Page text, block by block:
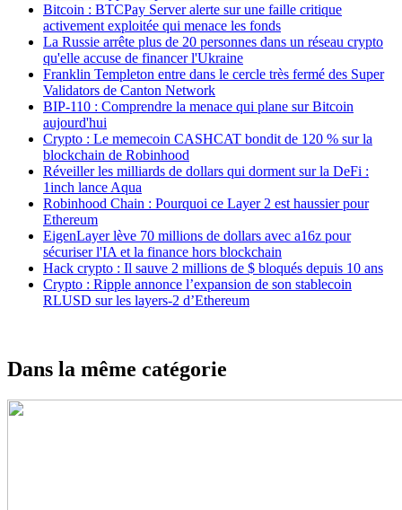
Bitcoin : BTCPay Server alerte sur une faille critique
activement exploitée qui menace les fonds
La Russie arrête plus de 20 personnes dans un réseau crypto
qu'elle accuse de financer l'Ukraine
Franklin Templeton entre dans le cercle très fermé des Super
Validators de Canton Network
BIP-110 : Comprendre la menace qui plane sur Bitcoin
aujourd'hui
Crypto : Le memecoin CASHCAT bondit de 120 % sur la
blockchain de Robinhood
Réveiller les milliards de dollars qui dorment sur la DeFi :
1inch lance Aqua
Robinhood Chain : Pourquoi ce Layer 2 est haussier pour
Ethereum
EigenLayer lève 70 millions de dollars avec a16z pour
sécuriser l'IA et la finance hors blockchain
Hack crypto : Il sauve 2 millions de $ bloqués depuis 10 ans
Crypto : Ripple annonce l’expansion de son stablecoin
RLUSD sur les layers-2 d’Ethereum
Dans la même catégorie